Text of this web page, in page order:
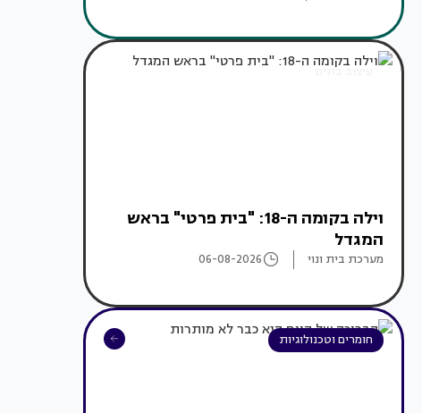
עיצוב בתים
וילה בקומה ה-18: "בית פרטי" בראש
המגדל
מערכת בית ונוי 06-08-2026
חומרים וטכנולוגיות